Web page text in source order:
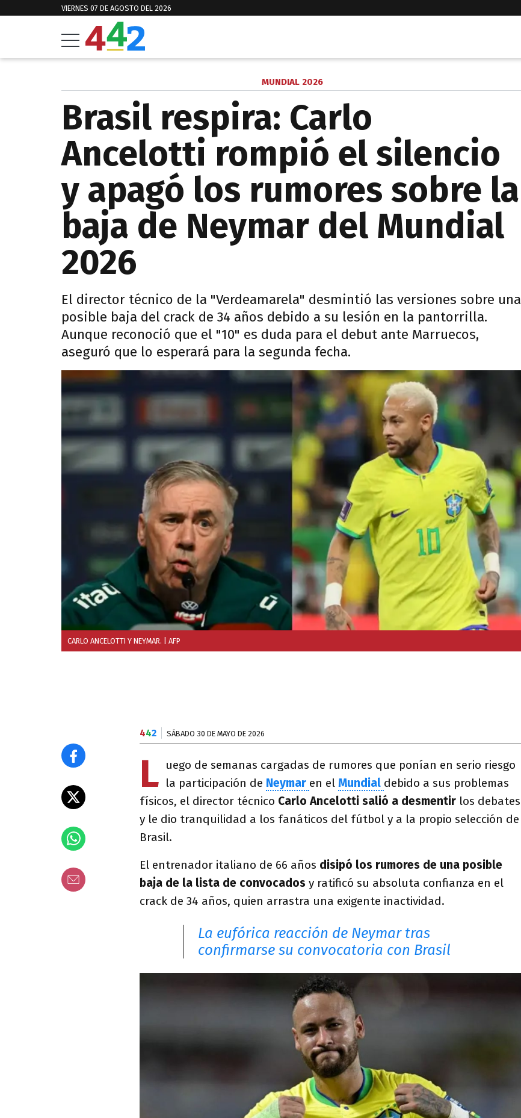
VIERNES 07 DE AGOSTO DEL 2026
MUNDIAL 2026
Brasil respira: Carlo
Ancelotti rompió el silencio
y apagó los rumores sobre la
baja de Neymar del Mundial
2026
El director técnico de la "Verdeamarela" desmintió las versiones sobre una
posible baja del crack de 34 años debido a su lesión en la pantorrilla.
Aunque reconoció que el "10" es duda para el debut ante Marruecos,
aseguró que lo esperará para la segunda fecha.
CARLO ANCELOTTI Y NEYMAR. | AFP
442 SÁBADO 30 DE MAYO DE 2026
L uego de semanas cargadas de rumores que ponían en serio riesgo
la participación de Neymar en el Mundial debido a sus problemas
físicos, el director técnico Carlo Ancelotti salió a desmentir los debates
y le dio tranquilidad a los fanáticos del fútbol y a la propio selección de
Brasil.
El entrenador italiano de 66 años disipó los rumores de una posible
baja de la lista de convocados y ratificó su absoluta confianza en el
crack de 34 años, quien arrastra una exigente inactividad.
La eufórica reacción de Neymar tras
confirmarse su convocatoria con Brasil